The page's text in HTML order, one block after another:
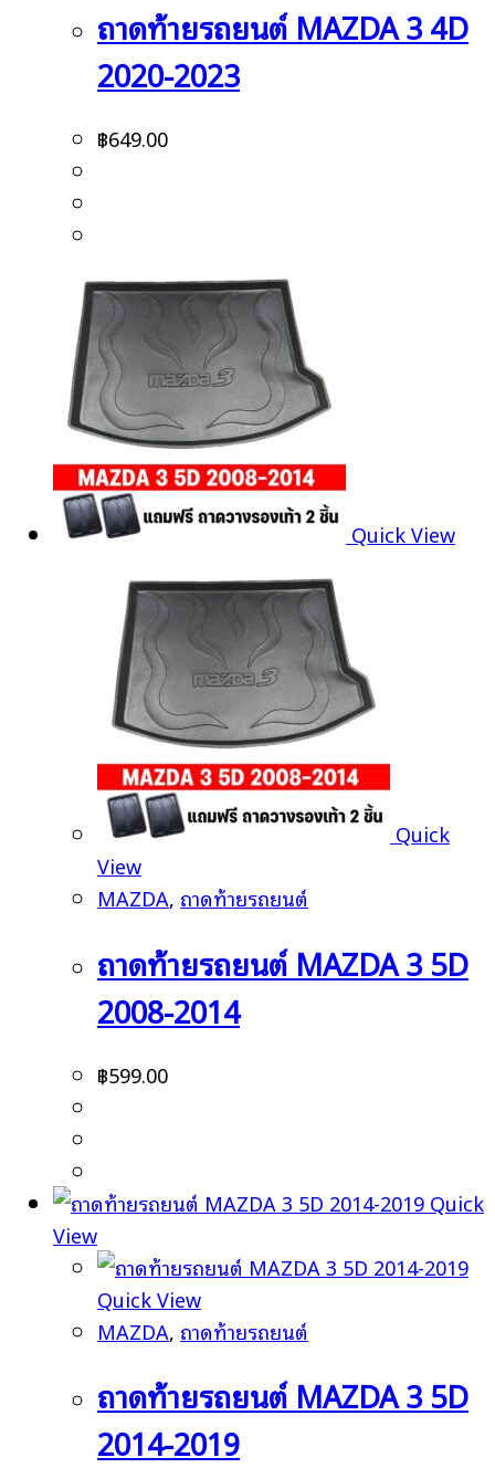
ถาดท้ายรถยนต์ MAZDA 3 4D
2020-2023
฿649.00
Quick View
Quick
View
MAZDA, ถาดท้ายรถยนต์
ถาดท้ายรถยนต์ MAZDA 3 5D
2008-2014
฿599.00
Quick
View
Quick View
MAZDA, ถาดท้ายรถยนต์
ถาดท้ายรถยนต์ MAZDA 3 5D
2014-2019